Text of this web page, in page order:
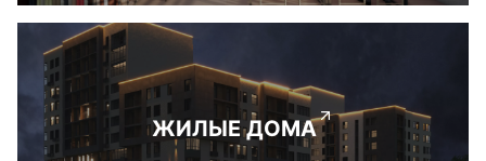
ЖИЛЫЕ ДОМА